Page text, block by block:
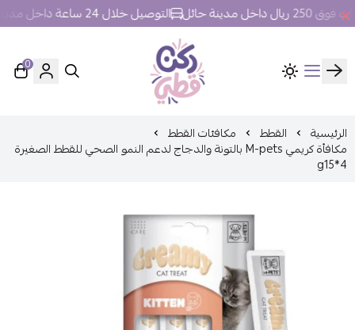
مدينة حائل التوصيل خلال 24 ساعة داخل مدينة حائل.
ركن قطي
0
الرئيسية القطط مكافئات القطط
مكافأة كريمي M-pets بالتونة والدجاج لدعم النمو الصحي للقطط الصغيرة
g15*4